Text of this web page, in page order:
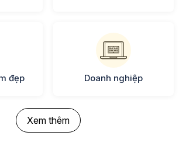
đẹp Doanh nghiệp
Xem thêm